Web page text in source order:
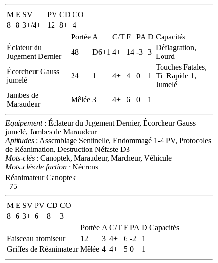
M E SV PV CD CO
8 8 3+/4++ 12 8+ 4
Portée A C/T F PA D Capacités
Éclateur du
Jugement Dernier
48 D6+1 4+ 14 -3 3
Déflagration,
Lourd
Écorcheur Gauss
jumelé
24 1 4+ 4 0 1
Touches Fatales,
Tir Rapide 1,
Jumelé
Jambes de
Maraudeur
Mêlée 3 4+ 6 0 1
Equipement: Éclateur du Jugement Dernier, Écorcheur Gauss
jumelé, Jambes de Maraudeur
Aptitudes : Assemblage Sentinelle, Endommagé 1-4 PV, Protocoles
de Réanimation, Destruction Néfaste D3
Mots-clés : Canoptek, Maraudeur, Marcheur, Véhicule
Mots-clés de faction : Nécrons
Réanimateur Canoptek
75
M E SV PV CD CO
8 6 3+ 6 8+ 3
Portée A C/T F PA D Capacités
Faisceau atomiseur
12 3 4+ 6 -2
1
Griffes de Réanimateur Mêlée 4 4+ 5 0 1